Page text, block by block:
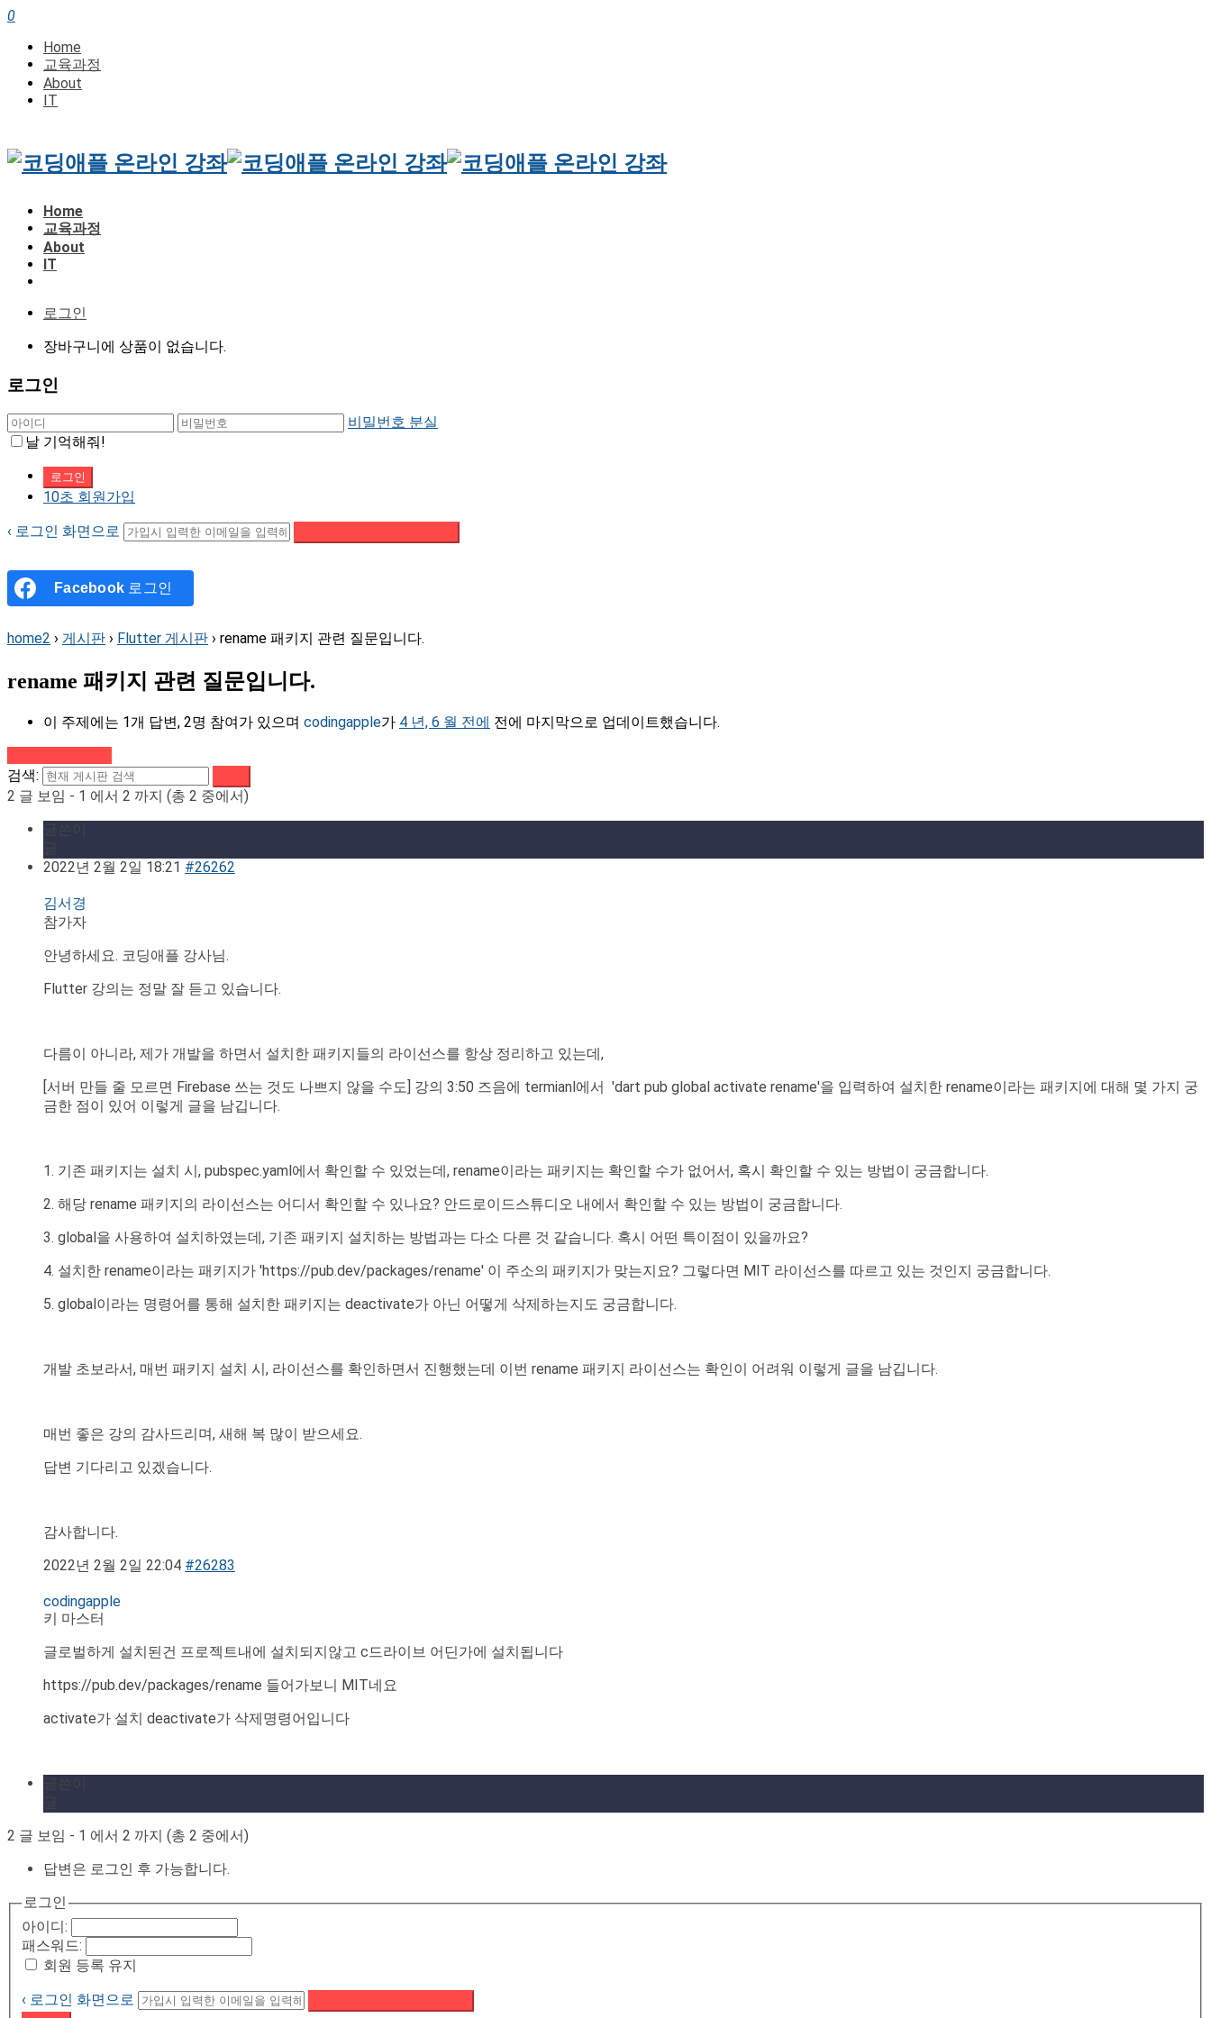
0
Home
교육과정
About
IT
Home
교육과정
About
IT
로그인
장바구니에 상품이 없습니다.
로그인
비밀번호 분실
날 기억해줘!
10초 회원가입
‹ 로그인 화면으로
Facebook 로그인
home2 › 게시판 › Flutter 게시판 › rename 패키지 관련 질문입니다.
rename 패키지 관련 질문입니다.
이 주제에는 1개 답변, 2명 참여가 있으며 codingapple가 4 년, 6 월 전에 전에 마지막으로 업데이트했습니다.
검색:
2 글 보임 - 1 에서 2 까지 (총 2 중에서)
2022년 2월 2일 18:21 #26262
김서경
참가자
안녕하세요. 코딩애플 강사님.
Flutter 강의는 정말 잘 듣고 있습니다.
다름이 아니라, 제가 개발을 하면서 설치한 패키지들의 라이선스를 항상 정리하고 있는데,
[서버 만들 줄 모르면 Firebase 쓰는 것도 나쁘지 않을 수도] 강의 3:50 즈음에 termianl에서 'dart pub global activate rename'을 입력하여 설치한 rename이라는 패키지에 대해 몇 가지 궁
금한 점이 있어 이렇게 글을 남깁니다.
1. 기존 패키지는 설치 시, pubspec.yaml에서 확인할 수 있었는데, rename이라는 패키지는 확인할 수가 없어서, 혹시 확인할 수 있는 방법이 궁금합니다.
2. 해당 rename 패키지의 라이선스는 어디서 확인할 수 있나요? 안드로이드스튜디오 내에서 확인할 수 있는 방법이 궁금합니다.
3. global을 사용하여 설치하였는데, 기존 패키지 설치하는 방법과는 다소 다른 것 같습니다. 혹시 어떤 특이점이 있을까요?
4. 설치한 rename이라는 패키지가 'https://pub.dev/packages/rename' 이 주소의 패키지가 맞는지요? 그렇다면 MIT 라이선스를 따르고 있는 것인지 궁금합니다.
5. global이라는 명령어를 통해 설치한 패키지는 deactivate가 아닌 어떻게 삭제하는지도 궁금합니다.
개발 초보라서, 매번 패키지 설치 시, 라이선스를 확인하면서 진행했는데 이번 rename 패키지 라이선스는 확인이 어려워 이렇게 글을 남깁니다.
매번 좋은 강의 감사드리며, 새해 복 많이 받으세요.
답변 기다리고 있겠습니다.
감사합니다.
2022년 2월 2일 22:04 #26283
codingapple
키 마스터
글로벌하게 설치된건 프로젝트내에 설치되지않고 c드라이브 어딘가에 설치됩니다
https://pub.dev/packages/rename 들어가보니 MIT네요
activate가 설치 deactivate가 삭제명령어입니다
2 글 보임 - 1 에서 2 까지 (총 2 중에서)
답변은 로그인 후 가능합니다.
로그인
아이디:
패스워드:
회원 등록 유지
‹ 로그인 화면으로